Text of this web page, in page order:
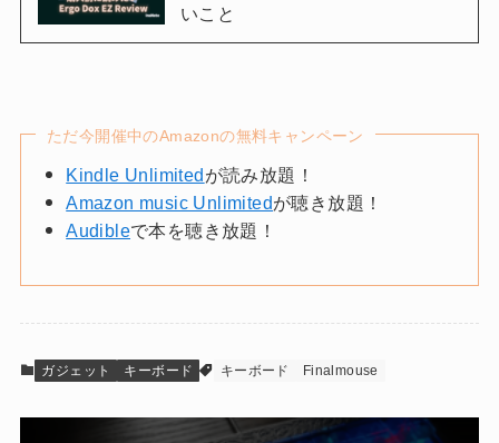
いこと
ただ今開催中のAmazonの無料キャンペーン
Kindle Unlimitedが読み放題！
Amazon music Unlimitedが聴き放題！
Audibleで本を聴き放題！
ガジェット キーボード キーボード Finalmouse